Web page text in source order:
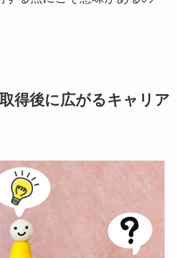
得後に広がるキャリア